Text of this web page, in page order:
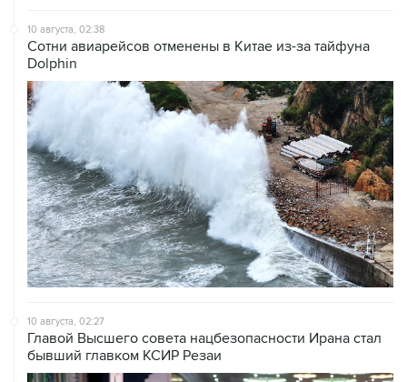
10 августа, 02:38
Сотни авиарейсов отменены в Китае из-за тайфуна
Dolphin
10 августа, 02:27
Главой Высшего совета нацбезопасности Ирана стал
бывший главком КСИР Резаи